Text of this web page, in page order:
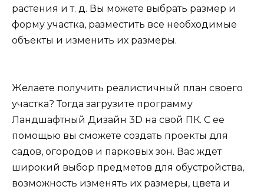
растения и т. д. Вы можете выбрать размер и
форму участка, разместить все необходимые
объекты и изменить их размеры.
Желаете получить реалистичный план своего
участка? Тогда загрузите программу
Ландшафтный Дизайн 3D на свой ПК. С ее
помощью вы сможете создать проекты для
садов, огородов и парковых зон. Вас ждет
широкий выбор предметов для обустройства,
возможность изменять их размеры, цвета и